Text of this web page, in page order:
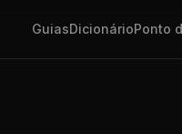
GuiasDicionárioPonto